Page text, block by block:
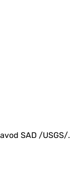
SAD /USGS/.